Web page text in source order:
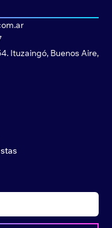
Ituzaingó, Buenos Aire,